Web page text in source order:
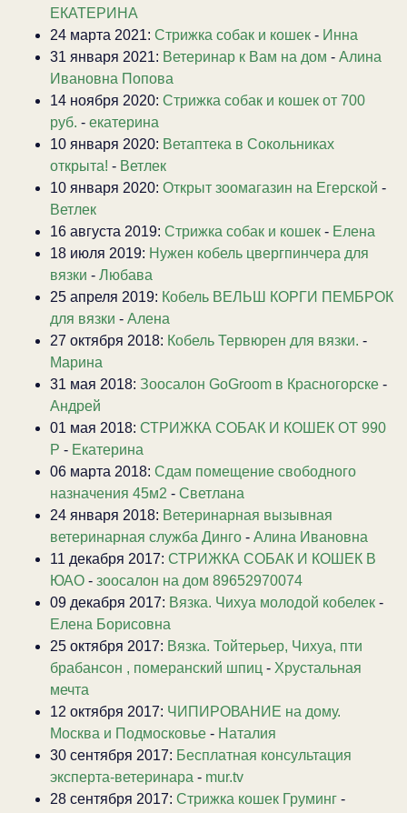
ЕКАТЕРИНА
24 марта 2021: Стрижка собак и кошек - Инна
31 января 2021: Ветеринар к Вам на дом - Алина
Ивановна Попова
14 ноября 2020: Стрижка собак и кошек от 700
руб. - екатерина
10 января 2020: Ветаптека в Сокольниках
открыта! - Ветлек
10 января 2020: Открыт зоомагазин на Егерской -
Ветлек
16 августа 2019: Стрижка собак и кошек - Елена
18 июля 2019: Нужен кобель цвергпинчера для
вязки - Любава
25 апреля 2019: Кобель ВЕЛЬШ КОРГИ ПЕМБРОК
для вязки - Алена
27 октября 2018: Кобель Тервюрен для вязки. -
Марина
31 мая 2018: Зоосалон GoGroom в Красногорске -
Андрей
01 мая 2018: СТРИЖКА СОБАК И КОШЕК ОТ 990
Р - Екатерина
06 марта 2018: Сдам помещение свободного
назначения 45м2 - Светлана
24 января 2018: Ветеринарная вызывная
ветеринарная служба Динго - Алина Ивановна
11 декабря 2017: СТРИЖКА СОБАК И КОШЕК В
ЮАО - зоосалон на дом 89652970074
09 декабря 2017: Вязка. Чихуа молодой кобелек -
Елена Борисовна
25 октября 2017: Вязка. Тойтерьер, Чихуа, пти
брабансон , померанский шпиц - Хрустальная
мечта
12 октября 2017: ЧИПИРОВАНИЕ на дому.
Москва и Подмосковье - Наталия
30 сентября 2017: Бесплатная консультация
эксперта-ветеринара - mur.tv
28 сентября 2017: Стрижка кошек Груминг -